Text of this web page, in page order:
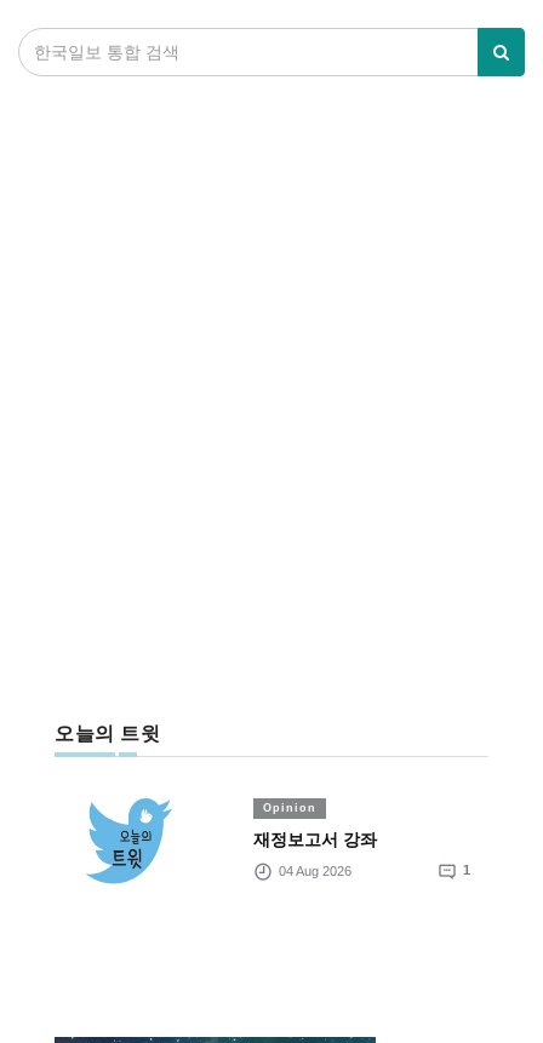
오늘의 트윗
Opinion
재정보고서 강좌
04 Aug 2026 1